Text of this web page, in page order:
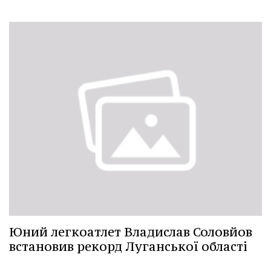
Юний легкоатлет Владислав Соловйов
встановив рекорд Луганської області